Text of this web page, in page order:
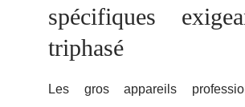
spécifiques
triphasé
Les gros appareils